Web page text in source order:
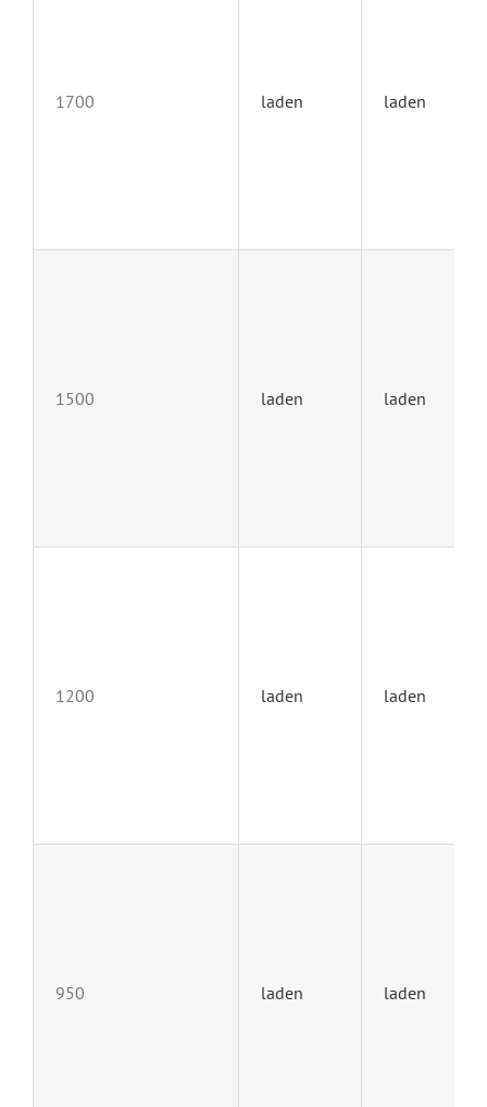
1700 laden laden
1500 laden laden
1200 laden laden
950 laden laden